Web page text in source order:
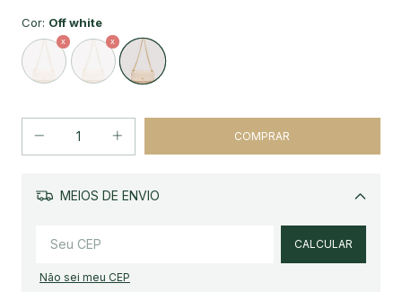
Cor: Off white
MEIOS DE ENVIO
Alterar CEP
CALCULAR
Não sei meu CEP